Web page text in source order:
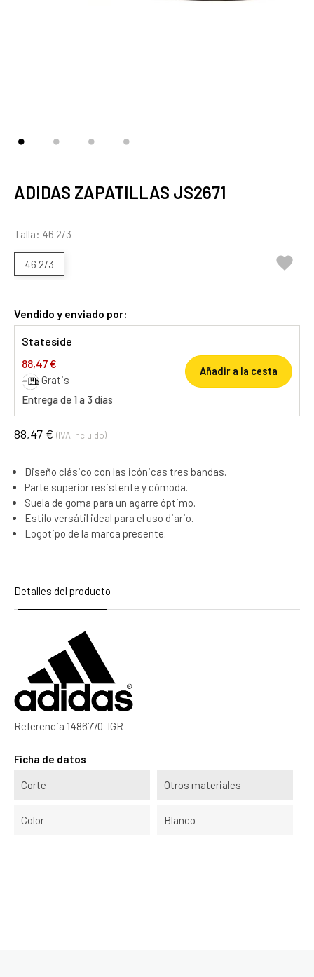
ADIDAS ZAPATILLAS JS2671
Talla: 46 2/3
46 2/3 
Vendido y enviado por:
Stateside
88,47 €
Gratis
Entrega de 1 a 3 días
Añadir a la cesta
88,47 € (IVA incluido)
Diseño clásico con las icónicas tres bandas.
Parte superior resistente y cómoda.
Suela de goma para un agarre óptimo.
Estilo versátil ideal para el uso diario.
Logotipo de la marca presente.
Detalles del producto
Referencia 1486770-IGR
Ficha de datos
Corte Otros materiales
Color Blanco